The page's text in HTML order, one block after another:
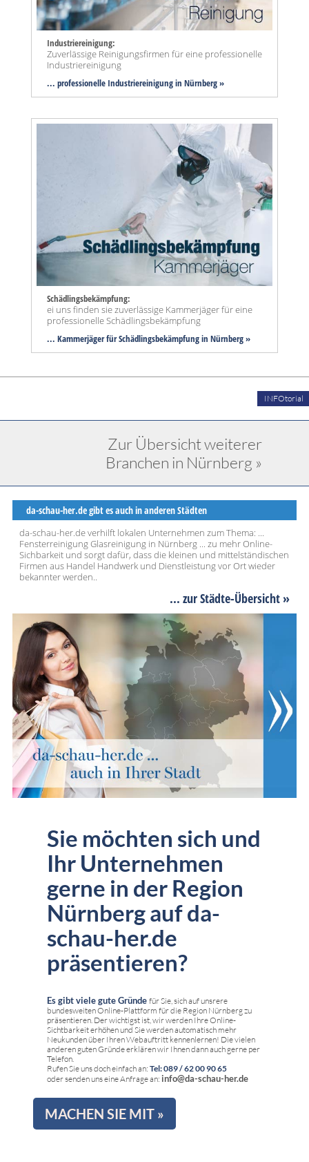
Industriereinigung:
Zuverlässige Reinigungsfirmen für eine professionelle
Industriereinigung
... professionelle Industriereinigung in Nürnberg »
Schädlingsbekämpfung:
ei uns finden sie zuverlässige Kammerjäger für eine
professionelle Schädlingsbekämpfung
... Kammerjäger für Schädlingsbekämpfung in Nürnberg »
INFOtorial
Zur Übersicht weiterer
Branchen in Nürnberg »
da-schau-her.de gibt es auch in anderen Städten
da-schau-her.de verhilft lokalen Unternehmen zum Thema: ...
Fensterreinigung Glasreinigung in Nürnberg ... zu mehr Online-
Sichbarkeit und sorgt dafür, dass die kleinen und mittelständischen
Firmen aus Handel Handwerk und Dienstleistung vor Ort wieder
bekannter werden..
... zur Städte-Übersicht »
Sie möchten sich und
Ihr Unternehmen
gerne in der Region
Nürnberg auf da-
schau-her.de
präsentieren?
Es gibt viele gute Gründe für Sie, sich auf unsrere
bundesweiten Online-Plattform für die Region Nürnberg zu
präsentieren. Der wichtigst ist, wir werden Ihre Online-
Sichtbarkeit erhöhen und Sie werden automatisch mehr
Neukunden über Ihren Webauftritt kennenlernen! Die vielen
anderen guten Gründe erklären wir Ihnen dann auch gerne per
Telefon.
Rufen Sie uns doch einfach an: Tel: 089 / 62 00 90 65
oder senden uns eine Anfrage an: info@da-schau-her.de
MACHEN SIE MIT »